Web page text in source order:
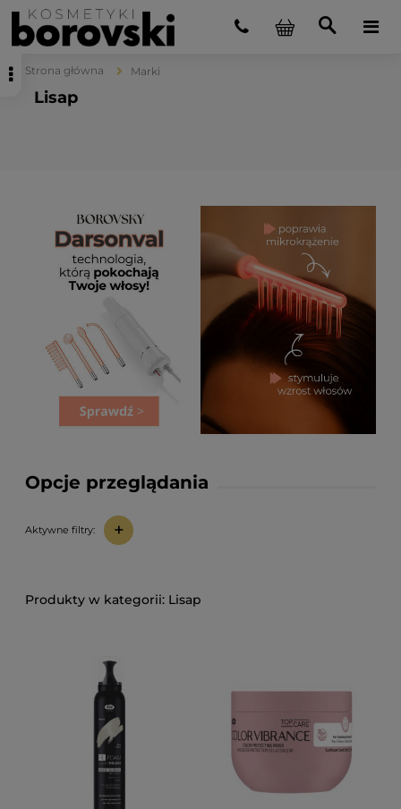
Strona główna Marki
Lisap
Opcje przeglądania
Aktywne filtry: +
Lisap